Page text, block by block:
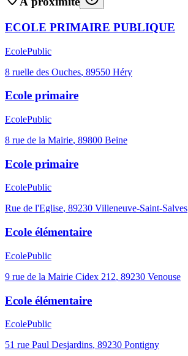
ECOLE PRIMAIRE PUBLIQUE
EcolePublic
8 ruelle des Ouches, 89550 Héry
Ecole primaire
EcolePublic
8 rue de la Mairie, 89800 Beine
Ecole primaire
EcolePublic
Rue de l'Eglise, 89230 Villeneuve-Saint-Salves
Ecole élémentaire
EcolePublic
9 rue de la Mairie Cidex 212, 89230 Venouse
Ecole élémentaire
EcolePublic
51 rue Paul Desjardins, 89230 Pontigny